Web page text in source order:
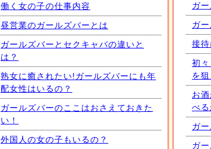
働く女の子の仕事内容
昼営業のガールズバーとは
ガールズバーとセクキャバの違いと
は？
熟女に癒されたい!ガールズバーにも年
配女性はいるの？
ガールズバーのここはおさえておきた
い！
外国人の女の子もいるの？
ガ
ガ
接
初
を狙
お
べる
ガ
ガ